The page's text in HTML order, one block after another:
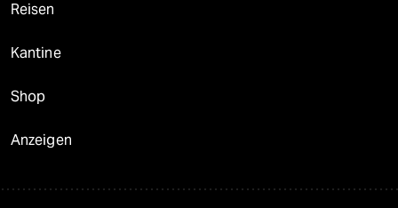
Reisen
Kantine
Shop
Anzeigen